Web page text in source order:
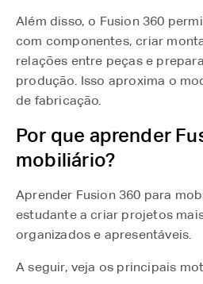
Além disso, o Fusion 360
com componentes, criar
relações entre peças e
produção. Isso aproxima o
de fabricação.
Por que aprender
mobiliário?
Aprender Fusion 360 para
estudante a criar projetos
organizados e apresentáveis.
A seguir, veja os principais